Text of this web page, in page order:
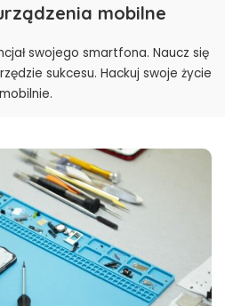
mobilne
swojego smartfona. Naucz się
sukcesu. Hackuj swoje życie
mobilnie.